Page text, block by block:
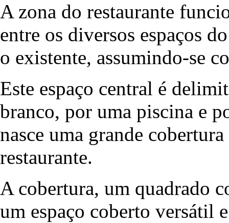
A zona do restaurante
entre os diversos espaços
o existente, assumindo-se
Este espaço central é
branco, por uma piscina e
nasce uma grande
restaurante.
A cobertura, um quadrado
um espaço coberto versátil